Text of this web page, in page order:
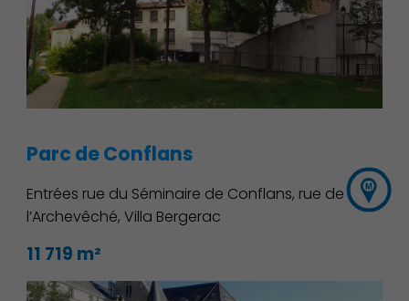
Parc de Conflans
Entrées rue du Séminaire de Conflans, rue de
l’Archevêché, Villa Bergerac
11 719 m²